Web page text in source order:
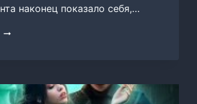
наконец показало себя,…
СТОПРОЦЕНТНЫЕ
БЕЗЛИКИХ